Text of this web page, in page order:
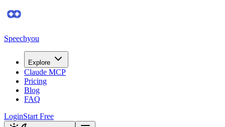
Speechyou
Explore
Claude MCP
Pricing
Blog
FAQ
LoginStart Free